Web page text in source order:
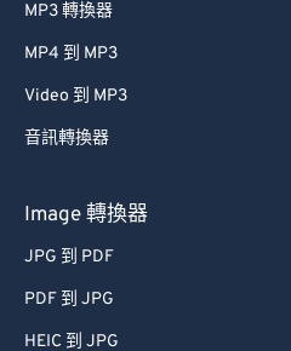
MP3 轉換器
MP4 到 MP3
Video 到 MP3
音訊轉換器
Image 轉換器
JPG 到 PDF
PDF 到 JPG
HEIC 到 JPG